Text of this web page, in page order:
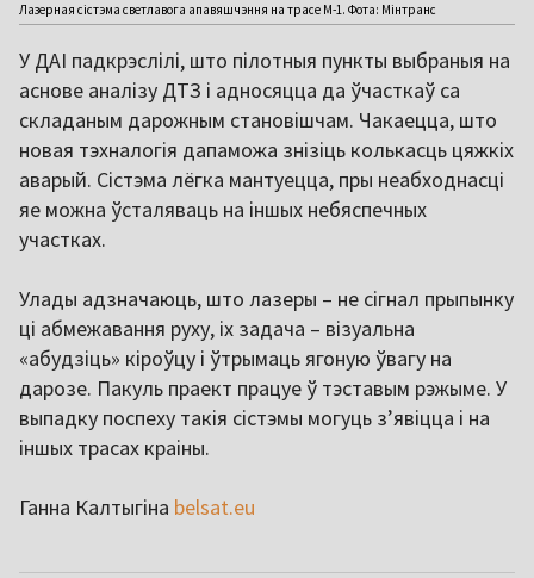
Лазерная сістэма светлавога апавяшчэння на трасе М-1. Фота: Мінтранс
У ДАІ падкрэслілі, што пілотныя пункты выбраныя на
аснове аналізу ДТЗ і адносяцца да ўчасткаў са
складаным дарожным становішчам. Чакаецца, што
новая тэхналогія дапаможа знізіць колькасць цяжкіх
аварый. Сістэма лёгка мантуецца, пры неабходнасці
яе можна ўсталяваць на іншых небяспечных
участках.
Улады адзначаюць, што лазеры – не сігнал прыпынку
ці абмежавання руху, іх задача – візуальна
«абудзіць» кіроўцу і ўтрымаць ягоную ўвагу на
дарозе. Пакуль праект працуе ў тэставым рэжыме. У
выпадку поспеху такія сістэмы могуць зʼявіцца і на
іншых трасах краіны.
Ганна Калтыгіна belsat.eu